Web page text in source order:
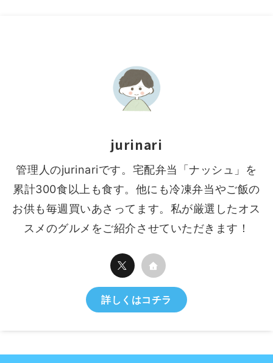
jurinari
管理人のjurinariです。宅配弁当「ナッシュ」を
累計300食以上も食す。他にも冷凍弁当やご飯の
お供も毎週買いあさってます。私が厳選したオス
スメのグルメをご紹介させていただきます！
詳しくはコチラ